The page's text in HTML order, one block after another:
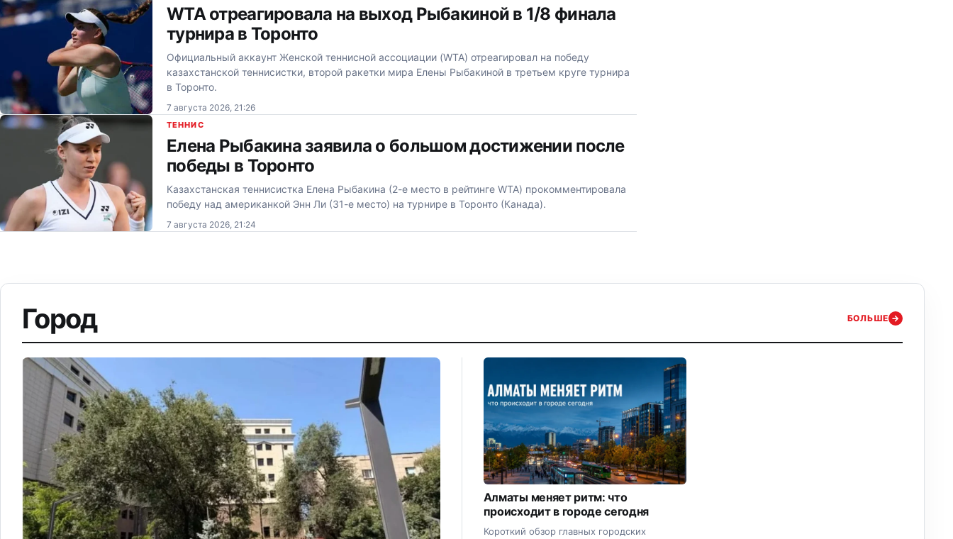
WTA отреагировала на выход Рыбакиной в 1/8 финала
турнира в Торонто
Официальный аккаунт Женской теннисной ассоциации (WTA) отреагировал на победу
казахстанской теннисистки, второй ракетки мира Елены Рыбакиной в третьем круге турнира
в Торонто.
7 августа 2026, 21:26
ТЕННИС
Елена Рыбакина заявила о большом достижении после
победы в Торонто
Казахстанская теннисистка Елена Рыбакина (2-е место в рейтинге WTA) прокомментировала
победу над американкой Энн Ли (31-е место) на турнире в Торонто (Канада).
7 августа 2026, 21:24
Город БОЛЬШЕ →
Алматы меняет ритм: что
происходит в городе сегодня
Короткий обзор главных городских